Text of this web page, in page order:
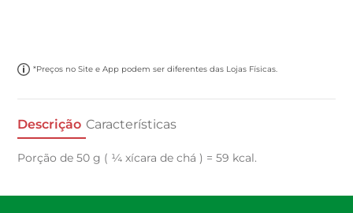
*Preços no Site e App podem ser diferentes das Lojas Físicas.
Descrição Características
Porção de 50 g ( ¼ xícara de chá ) = 59 kcal.